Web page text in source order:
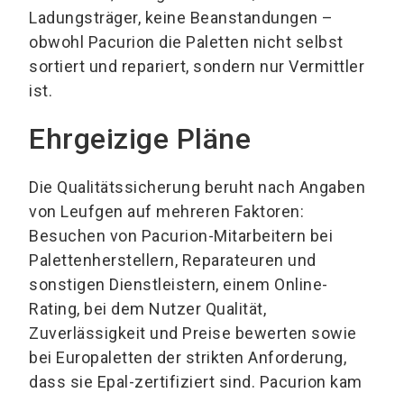
Ladungsträger, keine Beanstandungen –
obwohl Pacurion die Paletten nicht selbst
sortiert und repariert, sondern nur Vermittler
ist.
Ehrgeizige Pläne
Die Qualitätssicherung beruht nach Angaben
von Leufgen auf mehreren Faktoren:
Besuchen von Pacurion-Mitarbeitern bei
Palettenherstellern, Reparateuren und
sonstigen Dienstleistern, einem Online-
Rating, bei dem Nutzer Qualität,
Zuverlässigkeit und Preise bewerten sowie
bei Europaletten der strikten Anforderung,
dass sie Epal-zertifiziert sind. Pacurion kam